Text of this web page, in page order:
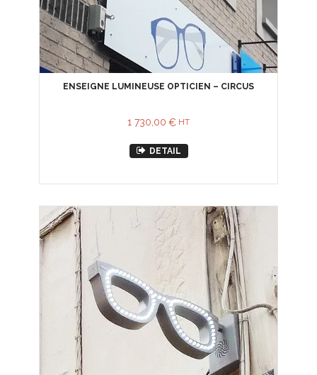
ENSEIGNE LUMINEUSE OPTICIEN – CIRCUS
1 730,00 € HT
DETAIL